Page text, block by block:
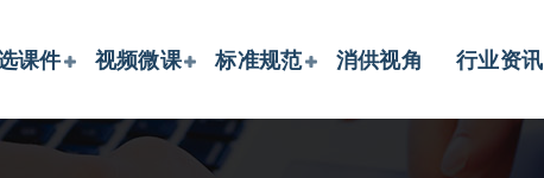
课件 视频微课 标准规范 消供视角 行业资讯